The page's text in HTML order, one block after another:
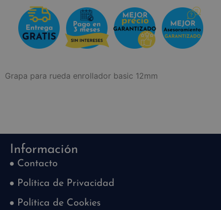
Grapa para rueda enrollador basic 12mm
Información
Contacto
Política de Privacidad
Política de Cookies